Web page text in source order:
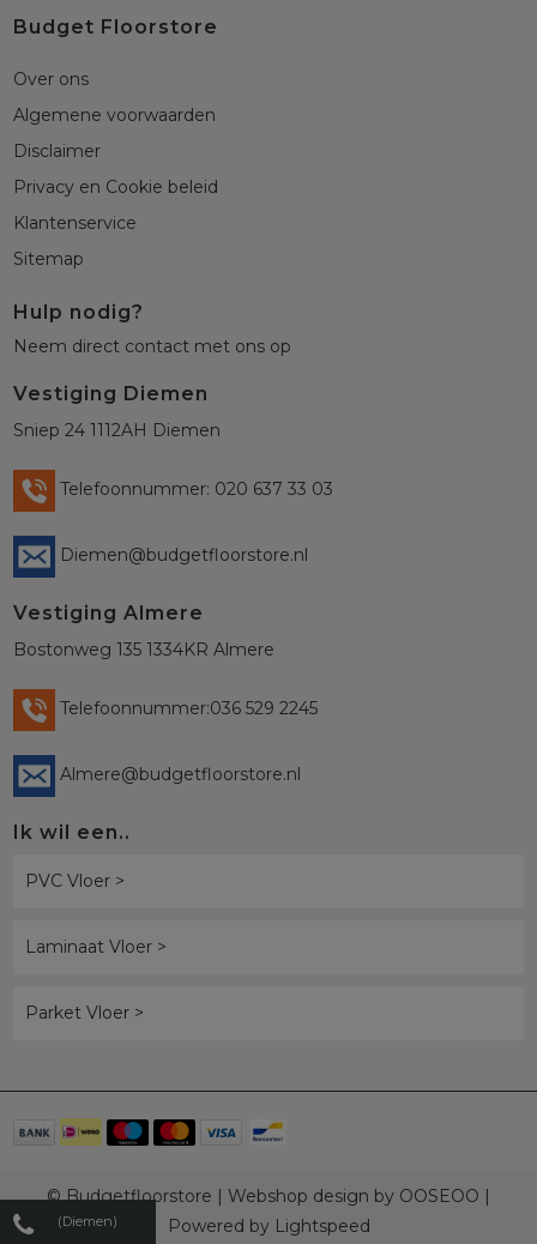
(Diemen)
Budget Floorstore
Over ons
Algemene voorwaarden
Disclaimer
Privacy en Cookie beleid
Klantenservice
Sitemap
Hulp nodig?
Neem direct contact met ons op
Vestiging Diemen
Sniep 24 1112AH Diemen
Telefoonnummer: 020 637 33 03
Diemen@budgetfloorstore.nl
Vestiging Almere
Bostonweg 135 1334KR Almere
Telefoonnummer:036 529 2245
Almere@budgetfloorstore.nl
Ik wil een..
PVC Vloer >
Laminaat Vloer >
Parket Vloer >
© Budgetfloorstore | Webshop design by OOSEOO |
Powered by Lightspeed